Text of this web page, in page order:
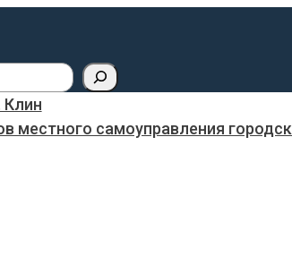
самоуправления